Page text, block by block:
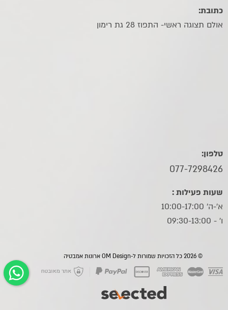
כתובת:
אולם תצוגה ראשי- התפוז 28 גת רימון
טלפון:
077-7298426
שעות פעילות :
א'-ה' 10:00-17:00
ו׳ - 09:30-13:00
© 2026 כל הזכויות שמורות ל-OM Design ארונות אמבטיה